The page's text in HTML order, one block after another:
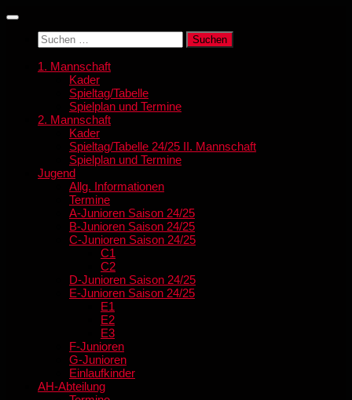
Zum
springenSuchen
nach:
1. Mannschaft
Kader
Spieltag/Tabelle
Spielplan und Termine
2. Mannschaft
Kader
Spieltag/Tabelle 24/25 II. Mannschaft
Spielplan und Termine
Jugend
Allg. Informationen
Termine
A-Junioren Saison 24/25
B-Junioren Saison 24/25
C-Junioren Saison 24/25
C1
C2
D-Junioren Saison 24/25
E-Junioren Saison 24/25
E1
E2
E3
F-Junioren
G-Junioren
Einlaufkinder
AH-Abteilung